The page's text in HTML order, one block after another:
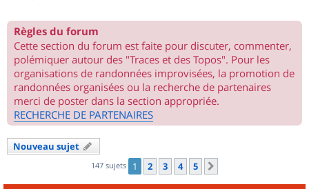
Règles du forum
Cette section du forum est faite pour discuter, commenter,
polémiquer autour des "Traces et des Topos". Pour les
organisations de randonnées improvisées, la promotion de
randonnées organisées ou la recherche de partenaires
merci de poster dans la section appropriée.
RECHERCHE DE PARTENAIRES
Nouveau sujet
147 sujets 1 2 3 4 5